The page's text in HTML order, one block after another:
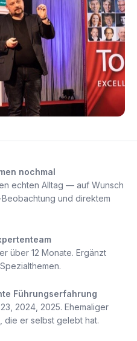
nochmal
echten Alltag — auf Wunsch
und direktem
über 12 Monate. Ergänzt
Führungserfahrung
2024, 2025. Ehemaliger
die er selbst gelebt hat.